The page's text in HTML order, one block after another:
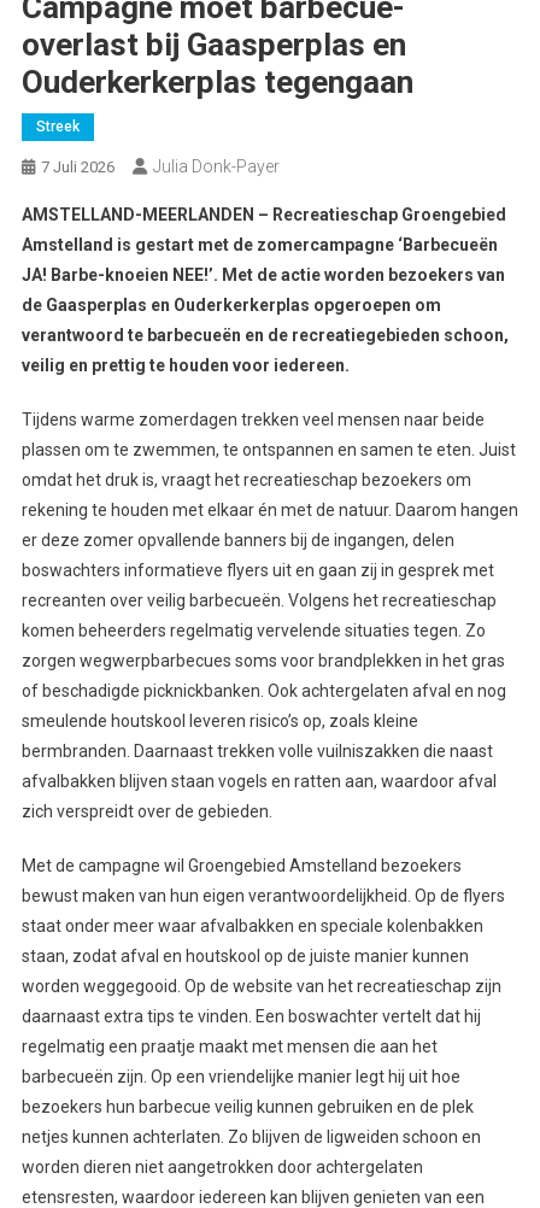
overlast bij Gaasperplas en
Ouderkerkerplas tegengaan
Streek
7 Juli 2026 Julia Donk-Payer
AMSTELLAND-MEERLANDEN – Recreatieschap Groengebied
Amstelland is gestart met de zomercampagne ‘Barbecueën
JA! Barbe-knoeien NEE!’. Met de actie worden bezoekers van
de Gaasperplas en Ouderkerkerplas opgeroepen om
verantwoord te barbecueën en de recreatiegebieden schoon,
veilig en prettig te houden voor iedereen.
Tijdens warme zomerdagen trekken veel mensen naar beide
plassen om te zwemmen, te ontspannen en samen te eten. Juist
omdat het druk is, vraagt het recreatieschap bezoekers om
rekening te houden met elkaar én met de natuur. Daarom hangen
er deze zomer opvallende banners bij de ingangen, delen
boswachters informatieve flyers uit en gaan zij in gesprek met
recreanten over veilig barbecueën. Volgens het recreatieschap
komen beheerders regelmatig vervelende situaties tegen. Zo
zorgen wegwerpbarbecues soms voor brandplekken in het gras
of beschadigde picknickbanken. Ook achtergelaten afval en nog
smeulende houtskool leveren risico’s op, zoals kleine
bermbranden. Daarnaast trekken volle vuilniszakken die naast
afvalbakken blijven staan vogels en ratten aan, waardoor afval
zich verspreidt over de gebieden.
Met de campagne wil Groengebied Amstelland bezoekers
bewust maken van hun eigen verantwoordelijkheid. Op de flyers
staat onder meer waar afvalbakken en speciale kolenbakken
staan, zodat afval en houtskool op de juiste manier kunnen
worden weggegooid. Op de website van het recreatieschap zijn
daarnaast extra tips te vinden. Een boswachter vertelt dat hij
regelmatig een praatje maakt met mensen die aan het
barbecueën zijn. Op een vriendelijke manier legt hij uit hoe
bezoekers hun barbecue veilig kunnen gebruiken en de plek
netjes kunnen achterlaten. Zo blijven de ligweiden schoon en
worden dieren niet aangetrokken door achtergelaten
etensresten, waardoor iedereen kan blijven genieten van een